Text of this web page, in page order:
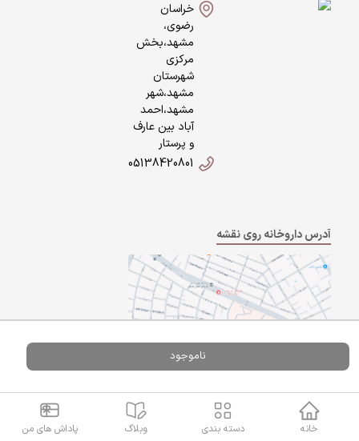
ناموجود
خراسان
رضوی،
مشهد،بخش
مرکزی
شهرستان
مشهد،شهر
مشهد،احمد
آباد بین عارف
و پرستار
05138420801
آدرس داروخانه روی نقشه
A Pluss
Powered By
خانه دسته بندی وبلاگ پاداش های من